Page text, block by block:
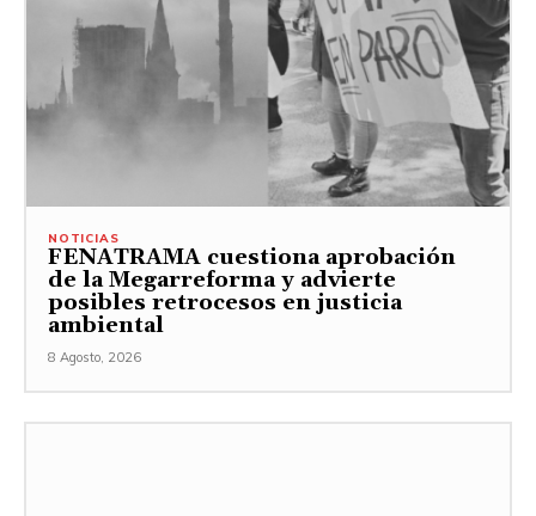
NOTICIAS
FENATRAMA cuestiona aprobación
de la Megarreforma y advierte
posibles retrocesos en justicia
ambiental
8 Agosto, 2026